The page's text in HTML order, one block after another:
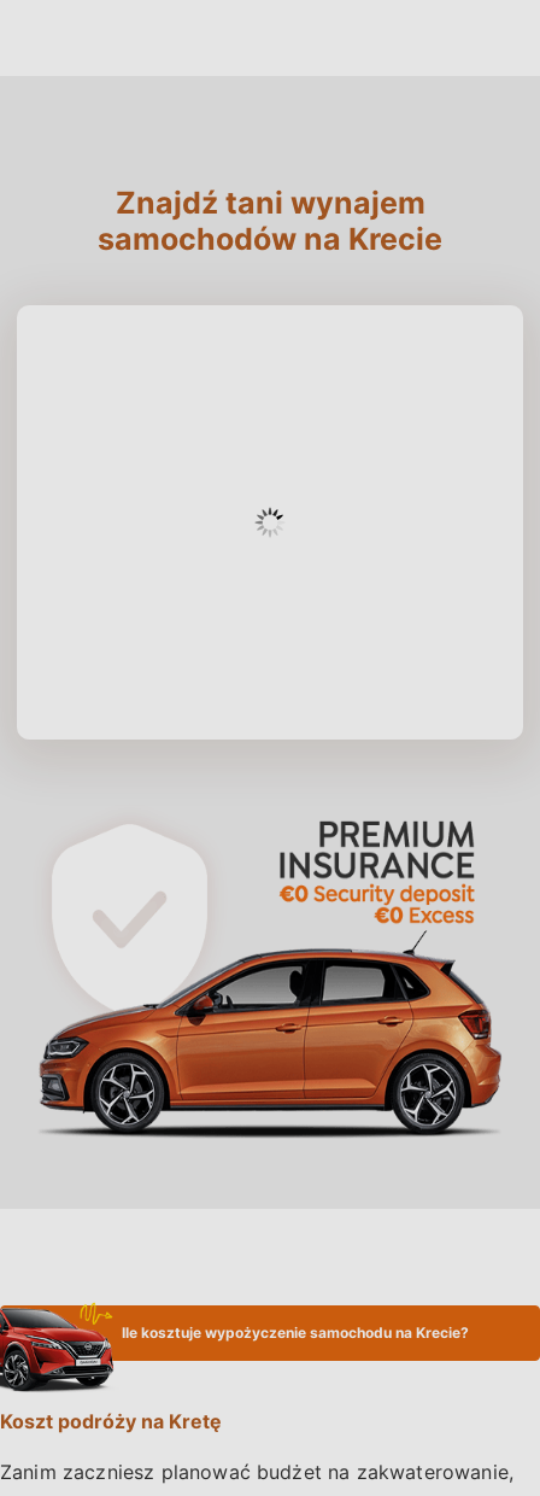
Znajdź tani wynajem
samochodów na Krecie
Ile kosztuje wypożyczenie samochodu na Krecie?
Koszt podróży na Kretę
Zanim zaczniesz planować budżet na zakwaterowanie,